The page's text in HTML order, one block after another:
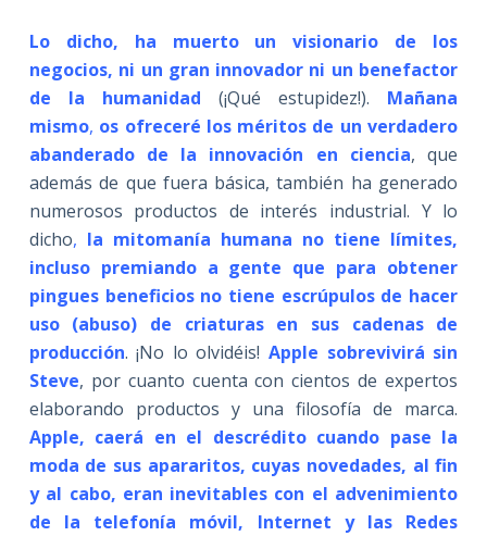
Lo dicho, ha muerto un visionario de los
negocios, ni un gran innovador ni un benefactor
de la humanidad
(¡Qué estupidez!). Mañana
mismo, os ofreceré los méritos de un verdadero
abanderado de la innovación en ciencia, que
además de que fuera básica, también ha generado
numerosos productos de interés industrial. Y lo
dicho, la mitomanía humana no tiene límites,
incluso premiando a gente que para obtener
pingues beneficios no tiene escrúpulos de hacer
uso (abuso) de criaturas en sus cadenas de
producción. ¡No lo olvidéis!Apple sobrevivirá sin
Steve, por cuanto cuenta con cientos de expertos
elaborando productos y una filosofía de marca.
Apple, caerá en el descrédito cuando pase la
moda de sus apararitos, cuyas novedades, al fin
y al cabo, eran inevitables con el advenimiento
de la telefonía móvil, Internet y las Redes